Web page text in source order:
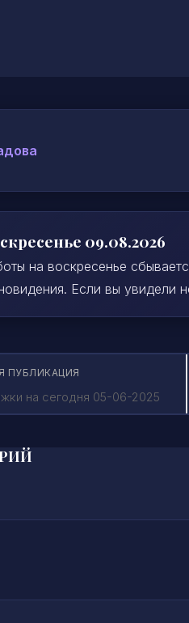
09.08.2026
на воскресенье
Если вы увидели
ПУБЛИКАЦИЯ
на сегодня 05-06-2025